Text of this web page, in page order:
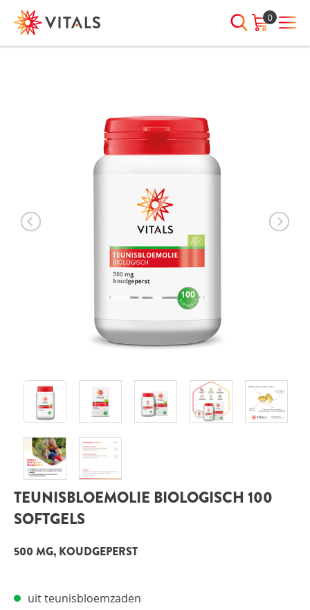
0
ndien we je ergens mee kunnen
helpen, neem dan contact met
075-6476050
Wachtwoord
TEUNISBLOEMOLIE BIOLOGISCH 100
SOFTGELS
500 MG, KOUDGEPERST
uit teunisbloemzaden